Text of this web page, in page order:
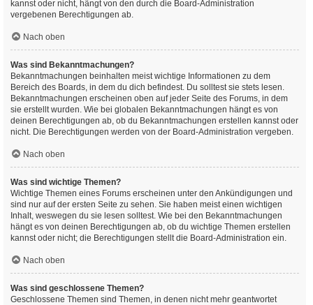
kannst oder nicht, hängt von den durch die Board-Administration
vergebenen Berechtigungen ab.
Nach oben
Was sind Bekanntmachungen?
Bekanntmachungen beinhalten meist wichtige Informationen zu dem
Bereich des Boards, in dem du dich befindest. Du solltest sie stets lesen.
Bekanntmachungen erscheinen oben auf jeder Seite des Forums, in dem
sie erstellt wurden. Wie bei globalen Bekanntmachungen hängt es von
deinen Berechtigungen ab, ob du Bekanntmachungen erstellen kannst oder
nicht. Die Berechtigungen werden von der Board-Administration vergeben.
Nach oben
Was sind wichtige Themen?
Wichtige Themen eines Forums erscheinen unter den Ankündigungen und
sind nur auf der ersten Seite zu sehen. Sie haben meist einen wichtigen
Inhalt, weswegen du sie lesen solltest. Wie bei den Bekanntmachungen
hängt es von deinen Berechtigungen ab, ob du wichtige Themen erstellen
kannst oder nicht; die Berechtigungen stellt die Board-Administration ein.
Nach oben
Was sind geschlossene Themen?
Geschlossene Themen sind Themen, in denen nicht mehr geantwortet